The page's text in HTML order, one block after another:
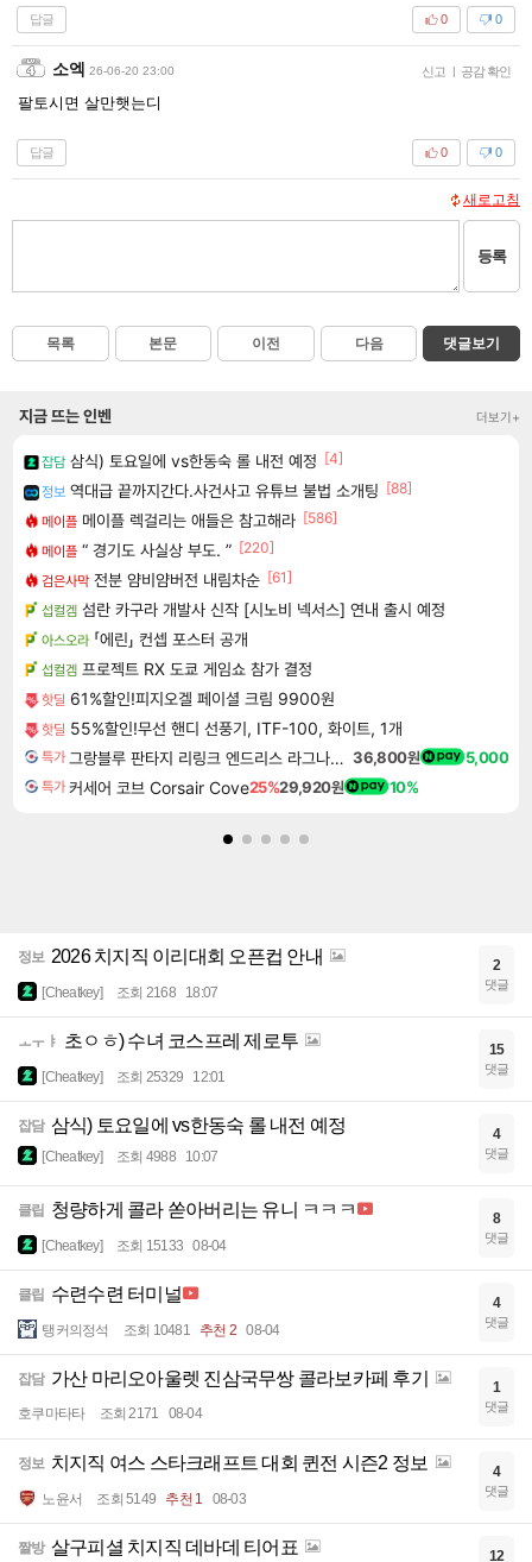
답글 0
0
소엑 26-06-20 23:00 신고 | 공감 확인
팔토시면 살만햇는디
답글 0
0
새로고침
등록
목록 본문 이전 다음 댓글보기
지금 뜨는 인벤 더보기+
잡담 삼식) 토요일에 vs한동숙 롤 내전 예정 [4]
정보 역대급 끝까지간다.사건사고 유튜브 불법 소개팅 [88]
메이플 메이플 렉걸리는 애들은 참고해라 [586]
메이플 “ 경기도 사실상 부도. ” [220]
검은사막 전분 얌비얌버전 내림차순 [61]
섭컬겜 섬란 카구라 개발사 신작 [시노비 넥서스] 연내 출시 예정
아스오라 「에린」 컨셉 포스터 공개
섭컬겜 프로젝트 RX 도쿄 게임쇼 참가 결정
핫딜 61%할인!피지오겔 페이셜 크림 9900원
핫딜 55%할인!무선 핸디 선풍기, ITF-100, 화이트, 1개
특가 그랑블루 판타지 리링크 엔드리스 라그나로크 업그레이드 킷 Granblue Fantasy Relink Endless Ragnarok Upgrade Kit DLC 36,800원 5,000
특가 커세어 코브 Corsair Cove25%29,920원 10%
정보 2026 치지직 이리대회 오픈컵 안내
[Cheatkey] 조회 2168 18:07
2
댓글
ㅗㅜㅑ 초ㅇㅎ) 수녀 코스프레 제로투
[Cheatkey] 조회 25329 12:01
15
댓글
잡담 삼식) 토요일에 vs한동숙 롤 내전 예정
[Cheatkey] 조회 4988 10:07
4
댓글
클립 청량하게 콜라 쏟아버리는 유니 ㅋㅋㅋ
[Cheatkey] 조회 15133 08-04
8
댓글
클립 수련수련 터미널
탱커의정석 조회 10481 추천 2 08-04
4
댓글
잡담 가산 마리오아울렛 진삼국무쌍 콜라보카페 후기
호쿠마타타 조회 2171 08-04
1
댓글
정보 치지직 여스 스타크래프트 대회 퀸전 시즌2 정보
노윤서 조회 5149 추천 1 08-03
4
댓글
짤방 살구피셜 치지직 데바데 티어표 12